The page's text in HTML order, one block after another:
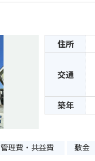
住所
交通
築年
管理費・共益費 敷金